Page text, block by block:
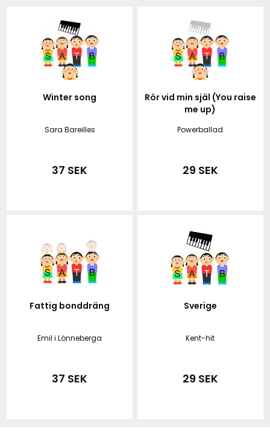
Winter song
Sara Bareilles
37 SEK
Rör vid min själ (You raise
me up)
Powerballad
29 SEK
Fattig bonddräng
Emil i Lönneberga
37 SEK
Sverige
Kent-hit
29 SEK